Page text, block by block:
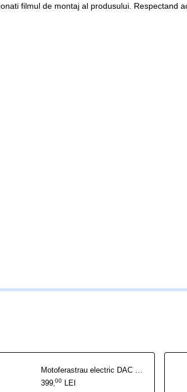
filmul de montaj al produsului. Respectand
399 00 LEI